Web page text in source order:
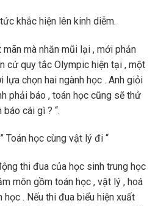
khắc hiện lên kinh diễm.
mà nhăn mũi lại , mới phản
cứ quy tắc Olympic hiện tại , một
chọn hai ngành học . Anh giỏi
phải báo , toán học cũng sẽ thử
cái gì ? “.
Toán học cùng vật lý đi “
thi đua của học sinh trung học
môn gồm toán học , vật lý , hoá
học . Nếu thi đua biểu hiện xuất